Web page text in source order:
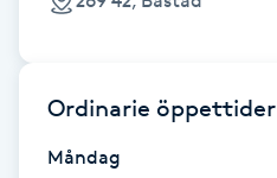
Frekvensterapi
Ordinarie öppettider
Måndag